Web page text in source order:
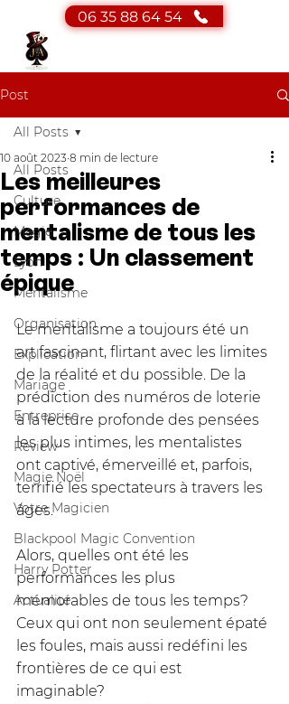
06 35 88 64 54
Post
All Posts
Culture
Magie
Lyon
Mentalisme
Organisation
Explication
Mariage
Entreprise
Review
Magie Noël
Votre Magicien
Blackpool Magic Convention
Harry Potter
Actualité
All Posts
Les meilleures
performances de
mentalisme de tous les
temps : Un classement
épique
10 août 2023 8 min de lecture
Le mentalisme a toujours été un
art fascinant, flirtant avec les limites
de la réalité et du possible. De la
prédiction des numéros de loterie
à la lecture profonde des pensées
les plus intimes, les mentalistes
ont captivé, émerveillé et, parfois,
terrifié les spectateurs à travers les
âges.
Alors, quelles ont été les
performances les plus
mémorables de tous les temps?
Ceux qui ont non seulement épaté
les foules, mais aussi redéfini les
frontières de ce qui est
imaginable?